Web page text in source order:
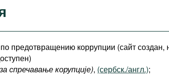
предотвращению коррупции (сайт
спречавање корупције), (сербск./англ.);